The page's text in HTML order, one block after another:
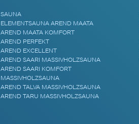
SAUNA
ELEMENTSAUNA AREND MAATA
AREND MAATA KOMFORT
AREND PERFEKT
AREND EXCELLENT
AREND SAARI MASSIVHOLZSAUNA
AREND SAARI KOMFORT
MASSIVHOLZSAUNA
AREND TALVA MASSIVHOLZSAUNA
AREND TARU MASSIVHOLZSAUNA